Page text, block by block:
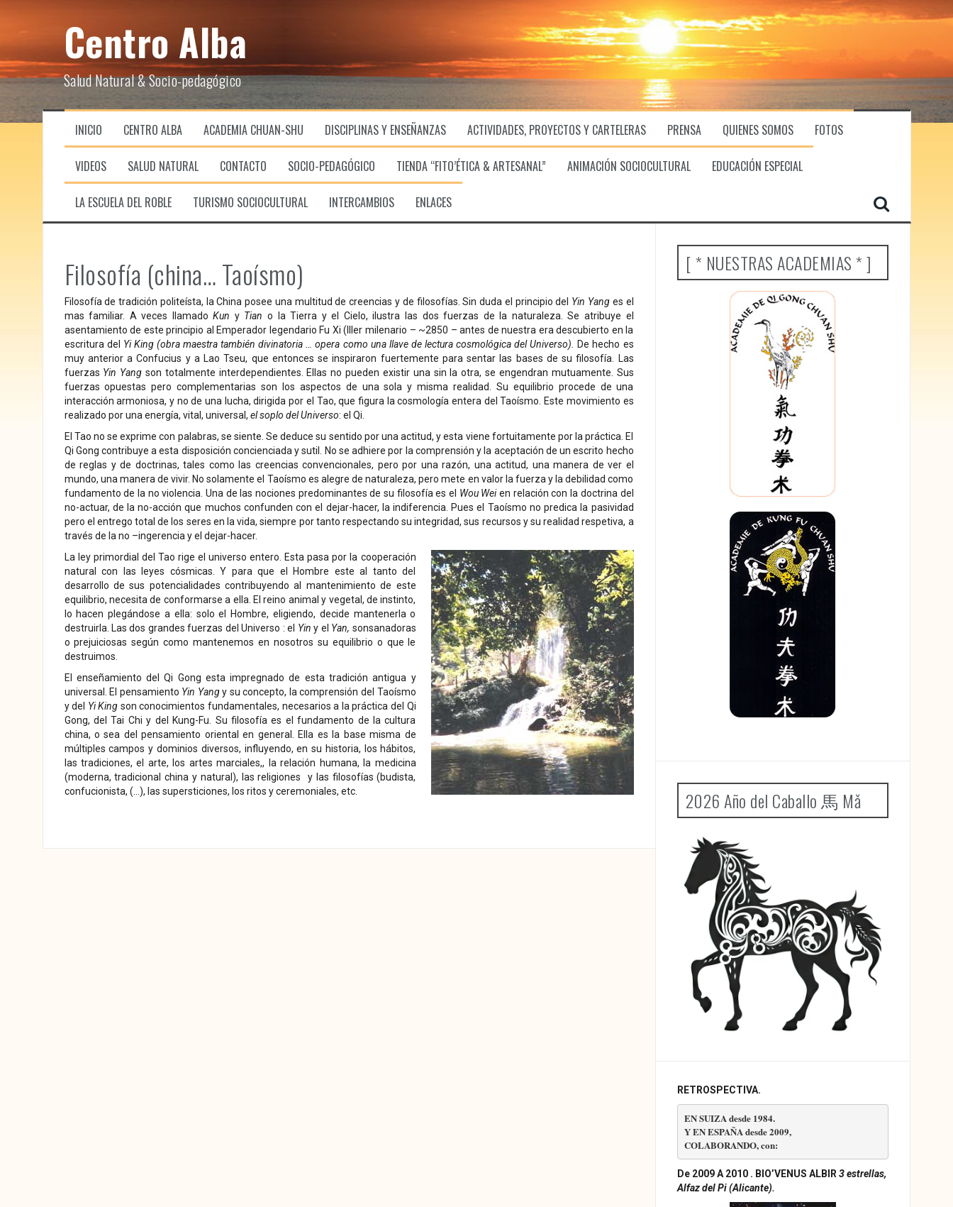
t
o
n
Centro Alba
Salud Natural & Socio-pedagógico
INICIO CENTRO ALBA ACADEMIA CHUAN-SHU DISCIPLINAS Y ENSEÑANZAS ACTIVIDADES, PROYECTOS Y CARTELERAS PRENSA QUIENES SOMOS FOTOS
VIDEOS SALUD NATURAL CONTACTO SOCIO-PEDAGÓGICO TIENDA “FITO’ÉTICA & ARTESANAL” ANIMACIÓN SOCIOCULTURAL EDUCACIÓN ESPECIAL
LA ESCUELA DEL ROBLE TURISMO SOCIOCULTURAL INTERCAMBIOS ENLACES
Filosofía (china… Taoísmo)
Filosofía de tradición politeísta, la China posee una multitud de creencias y de filosofías. Sin duda el principio del Yin Yang es el
mas familiar. A veces llamadoKun y Tiano la Tierra y el Cielo, ilustra las dos fuerzas de la naturaleza. Se atribuye el
asentamiento de este principio al Emperador legendario Fu Xi (IIIer milenario – ~2850 – antes de nuestra era descubierto en la
escritura del Yi King (obra maestra también divinatoria … opera como una llave de lectura cosmológica del Universo).
De hecho es
muy anterior a Confucius y a Lao Tseu, que entonces se inspiraron fuertemente para sentar las bases de su filosofía. Las
fuerzas Yin Yang son totalmente interdependientes. Ellas no pueden existir una sin la otra, se engendran mutuamente. Sus
fuerzas opuestas pero complementarias son los aspectos de una sola y misma realidad. Su equilibrio procede de una
interacción armoniosa, y no de una lucha, dirigida por el Tao, que figura la cosmología entera del Taoísmo. Este movimiento es
realizado por una energía, vital, universal, el soplo del Universo: el Qi.
El Tao no se exprime con palabras, se siente. Se deduce su sentido por una actitud, y esta viene fortuitamente por la práctica. El
Qi Gong contribuye a esta disposición concienciada y sutil. No se adhiere por la comprensión y la aceptación de un escrito hecho
de reglas y de doctrinas, tales como las creencias convencionales, pero por una razón, una actitud, una manera de ver el
mundo, una manera de vivir. No solamente el Taoísmo es alegre de naturaleza, pero mete en valor la fuerza y la debilidad como
fundamento de la no violencia. Una de las nociones predominantes de su filosofía es el Wou Weien relación con la doctrina del
no-actuar, de la no-acción que muchos confunden con el dejar-hacer, la indiferencia. Pues el Taoísmo no predica la pasividad
pero el entrego total de los seres en la vida, siempre por tanto respectando su integridad, sus recursos y su realidad respetiva, a
través de la no –ingerencia y el dejar-hacer.
La ley primordial del Tao rige el universo entero. Esta pasa por la cooperación
natural con las leyes cósmicas. Y para que el Hombre este al tanto del
desarrollo de sus potencialidades contribuyendo al mantenimiento de este
equilibrio, necesita de conformarse a ella. El reino animal y vegetal, de instinto,
lo hacen plegándose a ella: solo el Hombre, eligiendo, decide mantenerla o
destruirla. Las dos grandes fuerzas del Universo : el Yiny el Yan, sonsanadoras
o prejuiciosas según como mantenemos en nosotros su equilibrio o que le
destruimos.
El enseñamiento del Qi Gong esta impregnado de esta tradición antigua y
universal. El pensamiento Yin Yangy su concepto, la comprensión del Taoísmo
y del Yi King son conocimientos fundamentales, necesarios a la práctica del Qi
Gong, del Tai Chi y del Kung-Fu. Su filosofía es el fundamento de la cultura
china, o sea del pensamiento oriental en general. Ella es la base misma de
múltiples campos y dominios diversos, influyendo, en su historia, los hábitos,
las tradiciones, el arte, los artes marciales,, la relación humana, la medicina
(moderna, tradicional china y natural), las religiones y las filosofías (budista,
confucionista, (…), las supersticiones, los ritos y ceremoniales, etc.
[ * NUESTRAS ACADEMIAS * ]
2026 Año del Caballo 馬 Mǎ
RETROSPECTIVA.
COLABORANDO, con:
De 2009 A 2010 . BIO’VENUS ALBIR 3 estrellas,
Alfaz del Pi (Alicante).